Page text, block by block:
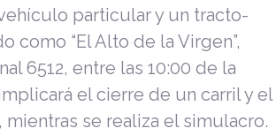
particular y un tracto-
como “El Alto de la Virgen”,
6512, entre las 10:00 de la
el cierre de un carril y el
se realiza el simulacro.